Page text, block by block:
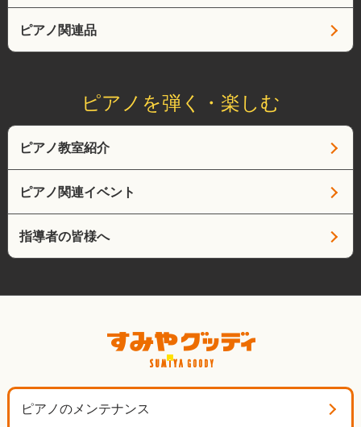
ピアノ関連品
ピアノを弾く・楽しむ
ピアノ教室紹介
ピアノ関連イベント
指導者の皆様へ
ピアノのメンテナンス